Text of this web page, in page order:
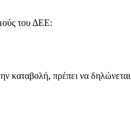
του ΔΕΕ:
καταβολή, πρέπει να